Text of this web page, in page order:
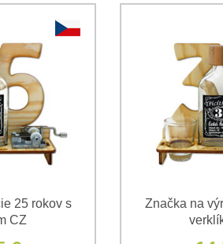
Oboznámil som sa
25 rokov s
CZ
Značka na